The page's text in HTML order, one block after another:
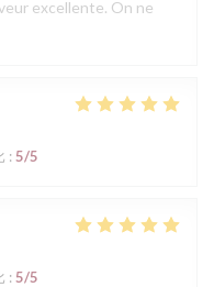
excellente. On ne
: 5/5
: 5/5